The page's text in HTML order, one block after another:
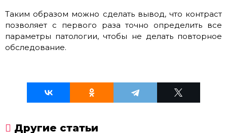
Таким образом можно сделать вывод, что контраст
позволяет с первого раза точно определить все
параметры патологии, чтобы не делать повторное
обследование.
Другие статьи